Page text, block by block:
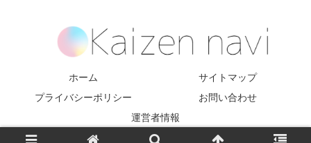
ホーム
サイトマップ
プライバシーポリシー
お問い合わせ
運営者情報